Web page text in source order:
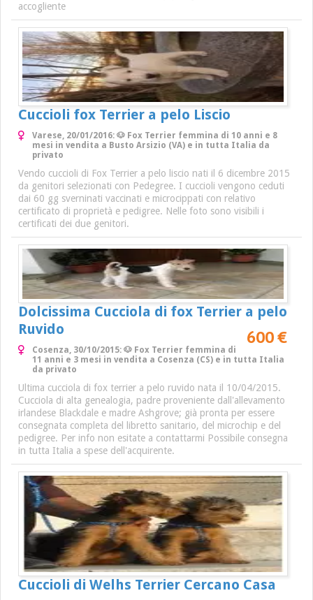
accogliente
Cuccioli fox Terrier a pelo Liscio
Varese, 20/01/2016: 🐶 Fox Terrier femmina di 10 anni e 8
mesi in vendita a Busto Arsizio (VA) e in tutta Italia da
privato
Vendo cuccioli di Fox Terrier a pelo liscio nati il 6 dicembre 2015
da genitori selezionati con Pedegree. I cuccioli vengono ceduti
dai 60 gg sverninati vaccinati e microcippati con relativo
certificato di proprietà e pedigree. Nelle foto sono visibili i
certificati dei due genitori.
Dolcissima Cucciola di fox Terrier a pelo
Ruvido
600 €
Cosenza, 30/10/2015: 🐶 Fox Terrier femmina di
11 anni e 3 mesi in vendita a Cosenza (CS) e in tutta Italia
da privato
Ultima cucciola di fox terrier a pelo ruvido nata il 10/04/2015.
Cucciola di alta genealogia, padre proveniente dall'allevamento
irlandese Blackdale e madre Ashgrove; già pronta per essere
consegnata completa del libretto sanitario, del microchip e del
pedigree. Per info non esitate a contattarmi Possibile consegna
in tutta Italia a spese dell'acquirente.
Cuccioli di Welhs Terrier Cercano Casa